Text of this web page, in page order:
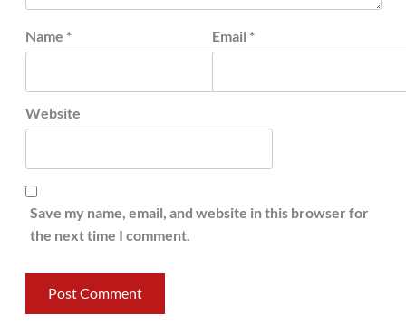
Name * Email *
Website
Save my name, email, and website in this browser for
the next time I comment.